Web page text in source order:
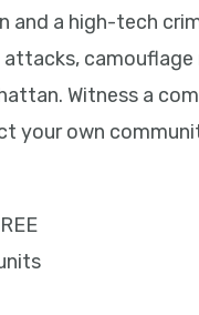
and a high-tech
camouflage
Witness a
your own